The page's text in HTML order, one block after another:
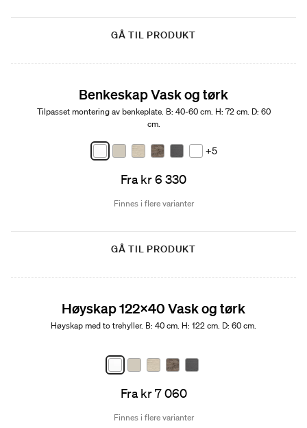
GÅ TIL PRODUKT
Benkeskap Vask og tørk
Tilpasset montering av benkeplate. B: 40-60 cm. H: 72 cm. D: 60
cm.
+5
Fra kr 6 330
Finnes i flere varianter
GÅ TIL PRODUKT
Høyskap 122x40 Vask og tørk
Høyskap med to trehyller. B: 40 cm. H: 122 cm. D: 60 cm.
Fra kr 7 060
Finnes i flere varianter